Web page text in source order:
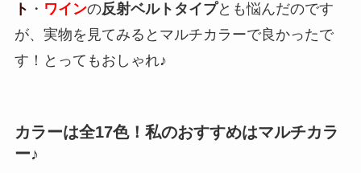
ト ・ ワインの反射ベルトタイプとも悩んだのです
が、実物を見てみるとマルチカラーで良かったで
す！とってもおしゃれ♪
カラーは全17色！私のおすすめはマルチカラ
ー♪